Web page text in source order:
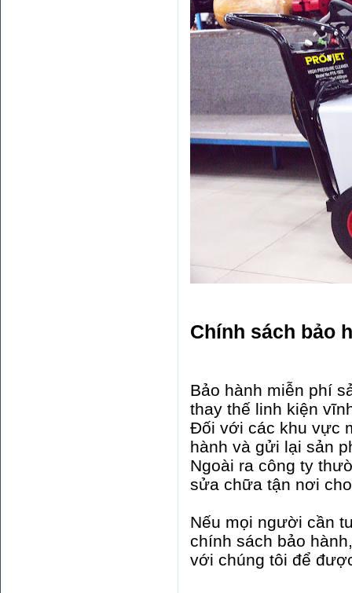
Chính sách bảo
Bảo hành miễn phí
thay thế linh kiện
Đối với các khu vực
hành và gửi lại sản
Ngoài ra công ty
sửa chữa tận nơi
Nếu mọi người cần
chính sách bảo
với chúng tôi để